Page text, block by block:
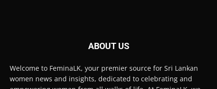
ABOUT US
Welcome to FeminaLK, your premier source for Sri Lankan
women news and insights, dedicated to celebrating and